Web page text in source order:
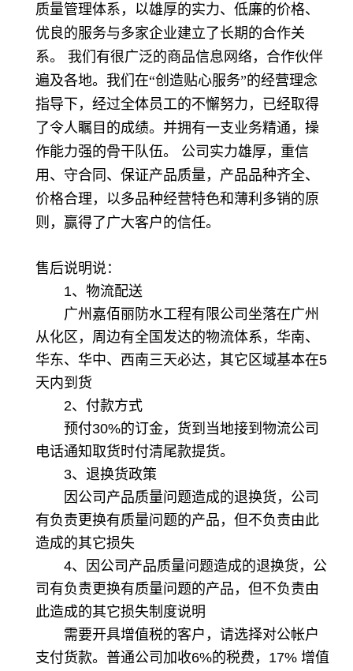
质量管理体系，以雄厚的实力、低廉的价格、
优良的服务与多家企业建立了长期的合作关
系。 我们有很广泛的商品信息网络，合作伙伴
遍及各地。我们在“创造贴心服务”的经营理念
指导下，经过全体员工的不懈努力，已经取得
了令人瞩目的成绩。并拥有一支业务精通，操
作能力强的骨干队伍。 公司实力雄厚，重信
用、守合同、保证产品质量，产品品种齐全、
价格合理，以多品种经营特色和薄利多销的原
则，赢得了广大客户的信任。
售后说明说：
1、物流配送
广州嘉佰丽防水工程有限公司坐落在广州
从化区，周边有全国发达的物流体系，华南、
华东、华中、西南三天必达，其它区域基本在5
天内到货
2、付款方式
预付30%的订金，货到当地接到物流公司
电话通知取货时付清尾款提货。
3、退换货政策
因公司产品质量问题造成的退换货，公司
有负责更换有质量问题的产品，但不负责由此
造成的其它损失
4、因公司产品质量问题造成的退换货，公
司有负责更换有质量问题的产品，但不负责由
此造成的其它损失制度说明
需要开具增值税的客户，请选择对公帐户
支付货款。普通公司加收6%的税费，17% 增值